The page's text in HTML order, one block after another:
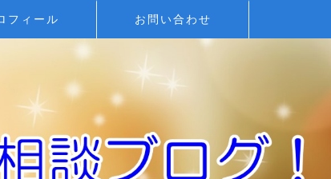
フィール お問い合わせ